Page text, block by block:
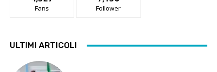
Fans Follower
ULTIMI ARTICOLI